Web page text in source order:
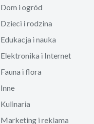
Dom i ogród
Dzieci i rodzina
Edukacja i nauka
Elektronika i Internet
Fauna i flora
Inne
Kulinaria
Marketing i reklama